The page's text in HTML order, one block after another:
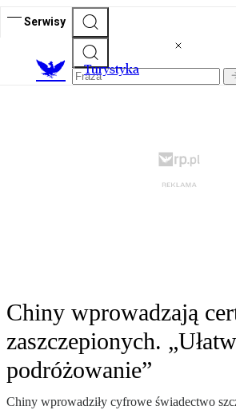
Serwisy
Turystyka
Chiny wprowadzają
zaszczepionych.
podróżowanie”
Chiny wprowadziły cyfrowe świadectwo